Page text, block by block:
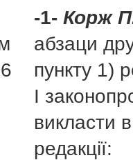
-1- Корж
абзаци
пункту 1)
І
викласти в
редакції: